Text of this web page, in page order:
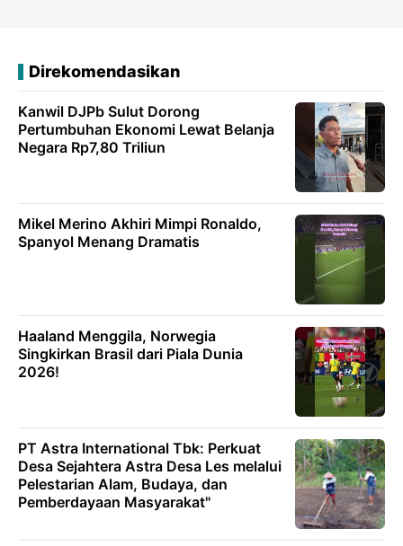
Direkomendasikan
Kanwil DJPb Sulut Dorong
Pertumbuhan Ekonomi Lewat Belanja
Negara Rp7,80 Triliun
Mikel Merino Akhiri Mimpi Ronaldo,
Spanyol Menang Dramatis
Haaland Menggila, Norwegia
Singkirkan Brasil dari Piala Dunia
2026!
PT Astra International Tbk: Perkuat
Desa Sejahtera Astra Desa Les melalui
Pelestarian Alam, Budaya, dan
Pemberdayaan Masyarakat"